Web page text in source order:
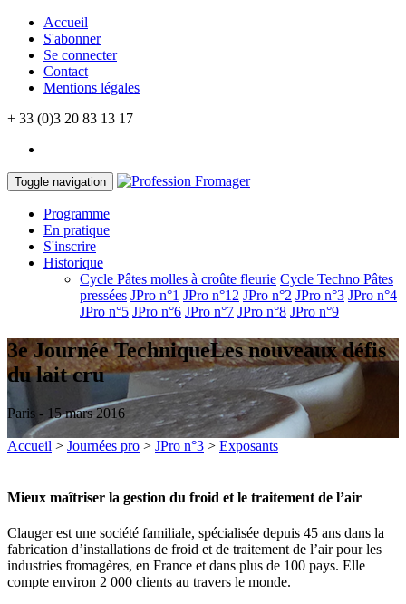
Accueil
S'abonner
Se connecter
Contact
Mentions légales
+ 33 (0)3 20 83 13 17
Toggle navigation
Programme
En pratique
S'inscrire
Historique
Cycle Pâtes molles à croûte fleurie Cycle Techno Pâtes
pressées JPro n°1 JPro n°12 JPro n°2 JPro n°3 JPro n°4
JPro n°5 JPro n°6 JPro n°7 JPro n°8 JPro n°9
3e Journée TechniqueLes nouveaux défis
du lait cru
Paris - 15 mars 2016
Accueil > Journées pro > JPro n°3 > Exposants
Mieux maîtriser la gestion du froid et le traitement de l’air
Clauger est une société familiale, spécialisée depuis 45 ans dans la
fabrication d’installations de froid et de traitement de l’air pour les
industries fromagères, en France et dans plus de 100 pays. Elle
compte environ 2 000 clients au travers le monde.